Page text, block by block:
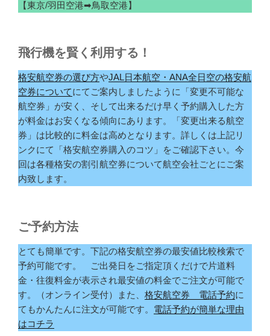
【東京/羽田空港➡鳥取空港】
飛行機を賢く利用する！
格安航空券の選び方やJAL日本航空・ANA全日空の格安航
空券についてにてご案内しましたように「変更不可能な
航空券」が安く、そして出来るだけ早く予約購入した方
が料金はお安くなる傾向にあります。「変更出来る航空
券」は比較的に料金は高めとなります。詳しくは上記リ
ンクにて「格安航空券購入のコツ」をご確認下さい。今
回は各種格安の割引航空券について航空会社ごとにご案
内致します。
ご予約方法
とても簡単です。下記の格安航空券の最安値比較検索で
予約可能です。 ご出発日をご指定頂くだけで片道料
金・往復料金が表示され最安値の料金でご注文が可能で
す。（オンライン受付）また、 格安航空券 電話予約に
てもかんたんに注文が可能です。 電話予約が簡単な理由
はコチラ